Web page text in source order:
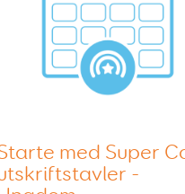
med Super
-